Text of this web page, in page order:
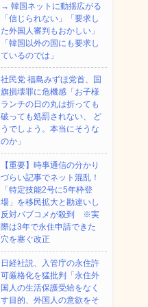
→ 韓国ネットに動揺広がる
「信じられない」「要求し
た外国人審判もおかしい」
「韓国以外の国にも要求し
ているのでは」
社民党 福島みずほ党首、国
旗損壊罪に危機感「お子様
ランチの日の丸は折っても
破っても処罰されない、 ど
うでしょう。本当にそうな
のか」
【重要】時事通信の分かり
づらい記事でネット混乱！
「特定技能2号に5年枠登
場」を移民拡大と勘違いし
反対パブコメが殺到 ※実
際は3年で永住申請できた
穴を塞ぐ改正
日経社説、入管庁の永住許
可厳格化を猛批判「永住外
国人の生活保護受給をなく
す目的、外国人の意欲をそ